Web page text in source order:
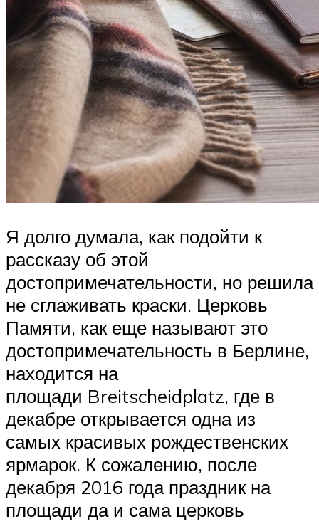
Я долго думала, как подойти к
рассказу об этой
достопримечательности, но решила
не сглаживать краски. Церковь
Памяти, как еще называют это
достопримечательность в Берлине,
находится на
площади Breitscheidplatz, где в
декабре открывается одна из
самых красивых рождественских
ярмарок. К сожалению, после
декабря 2016 года праздник на
площади да и сама церковь